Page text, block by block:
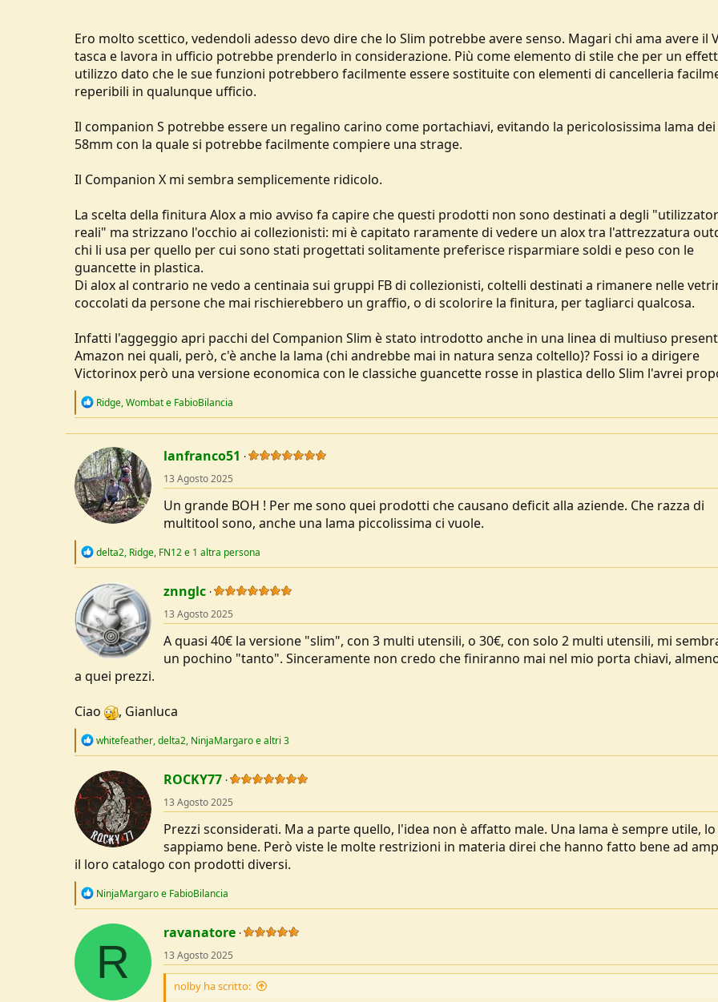
Ero molto scettico, vedendoli adesso devo dire che lo Slim potrebbe avere senso. Magari chi ama avere il
tasca e lavora in ufficio potrebbe prenderlo in considerazione. Più come elemento di stile che per un
utilizzo dato che le sue funzioni potrebbero facilmente essere sostituite con elementi di cancelleria
reperibili in qualunque ufficio.
Il companion S potrebbe essere un regalino carino come portachiavi, evitando la pericolosissima lama dei
58mm con la quale si potrebbe facilmente compiere una strage.
Il Companion X mi sembra semplicemente ridicolo.
La scelta della finitura Alox a mio avviso fa capire che questi prodotti non sono destinati a degli
reali" ma strizzano l'occhio ai collezionisti: mi è capitato raramente di vedere un alox tra l'attrezzatura
chi li usa per quello per cui sono stati progettati solitamente preferisce risparmiare soldi e peso con le
guancette in plastica.
Di alox al contrario ne vedo a centinaia sui gruppi FB di collezionisti, coltelli destinati a rimanere nelle
coccolati da persone che mai rischierebbero un graffio, o di scolorire la finitura, per tagliarci qualcosa.
Infatti l'aggeggio apri pacchi del Companion Slim è stato introdotto anche in una linea di multiuso
Amazon nei quali, però, c'è anche la lama (chi andrebbe mai in natura senza coltello)? Fossi io a dirigere
Victorinox però una versione economica con le classiche guancette rosse in plastica dello Slim l'avrei
R
t
i
o
n
s
:
Ridge,Wombate FabioBilancia
lanfranco51
13 Agosto 2025
Un grande BOH ! Per me sono quei prodotti che causano deficit alla aziende. Che razza di
multitool sono, anche una lama piccolissima ci vuole.
R
c
t
i
o
n
s
delta2, Ridge, FN12e 1 altra persona
znnglc
13 Agosto 2025
A quasi 40€ la versione "slim", con 3 multi utensili, o 30€, con solo 2 multi utensili, mi
un pochino "tanto". Sinceramente non credo che finiranno mai nel mio porta chiavi,
a quei prezzi.
Ciao
, Gianluca
R
c
t
i
o
n
s
whitefeather,delta2, NinjaMargaroe altri 3
ROCKY77
13 Agosto 2025
Prezzi sconsiderati. Ma a parte quello, l'idea non è affatto male. Una lama è sempre utile, lo
sappiamo bene. Però viste le molte restrizioni in materia direi che hanno fatto bene ad
il loro catalogo con prodotti diversi.
R
c
n
s
NinjaMargaroe FabioBilancia
R
ravanatore
13 Agosto 2025
nolby ha scritto: